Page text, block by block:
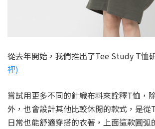
從去年開始，我們推出了Tee Study T恤
裡)
嘗試用更多不同的針織布料來詮釋T恤，
外，也會設計其他比較休閒的款式，是從
日常也能舒適穿搭的衣著，上面這款圓弧